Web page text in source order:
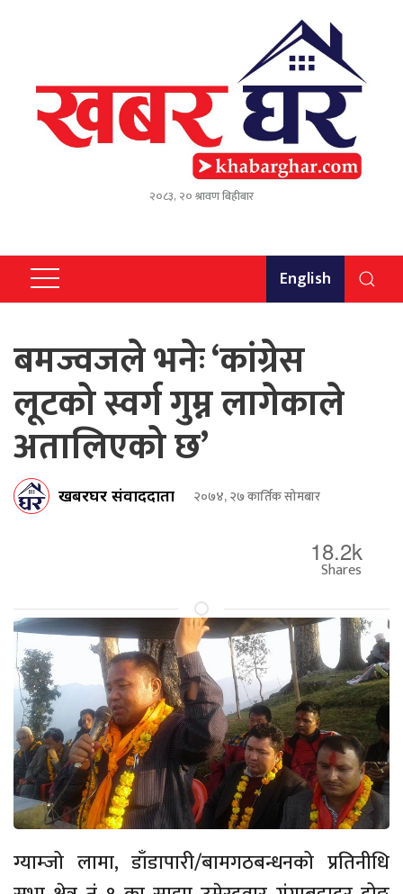
२०८३, २० श्रावण बिहीबार
English
बमज्वजले भनेः ‘कांग्रेस
लूटको स्वर्ग गुम्न लागेकाले
अतालिएको छ’
खबरघर संवाददाता २०७४, २७ कार्तिक सोमबार
18.2k
Shares
ग्याम्जो लामा, डाँडापारी/बामगठबन्धनको प्रतिनीधि